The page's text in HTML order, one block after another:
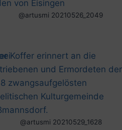
@artusmi 20210526_2049
@artusmi 20210529_1628